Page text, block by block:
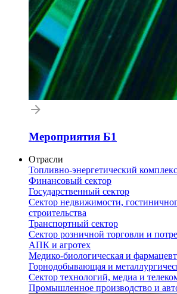
Мероприятия Б1
Отрасли
Топливно-энергетический комплекс
Финансовый сектор
Государственный сектор
Сектор недвижимости,
строительства
Транспортный сектор
Сектор розничной торговли и
АПК и агротех
Медико-биологическая и
Горнодобывающая и
Сектор технологий, медиа и
Промышленное производство и